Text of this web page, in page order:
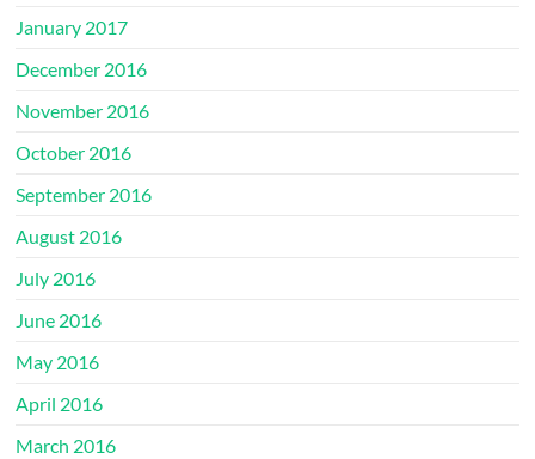
January 2017
December 2016
November 2016
October 2016
September 2016
August 2016
July 2016
June 2016
May 2016
April 2016
March 2016